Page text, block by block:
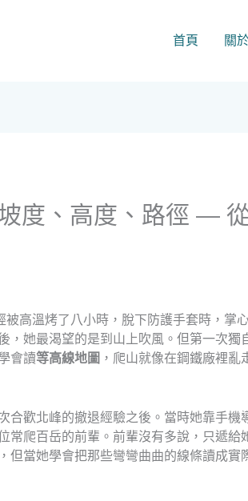
首頁 關
度、高度、路徑 —
高溫烤了八小時，脫下防護手套時，
，她最渴望的是到山上吹風。但第一次
會讀等高線地圖 ，爬山就像在鋼鐵廠裡亂
合歡北峰的撤退經驗之後。當時她靠手
常爬百岳的前輩。前輩沒有多說，只遞給
但當她學會把那些彎彎曲曲的線條讀成實